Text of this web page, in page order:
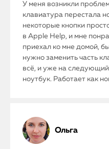
У меня возникли
клавиатура перестала
некоторые кнопки
в Apple Help, и мне
приехал ко мне домой,
нужно заменить часть
всё, и уже на
ноутбук. Работает как
Ольга